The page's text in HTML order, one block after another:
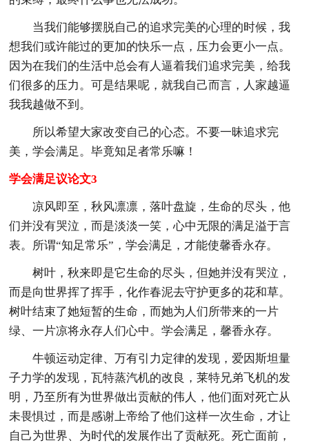
当我们能够摆脱自己的追求完美的心理的时候，我
想我们或许能过的更加的快乐一点，压力会更小一点。
因为在我们的生活中总会有人逼着我们追求完美，给我
们很多的压力。可是结果呢，就我自己而言，人家越逼
我我越做不到。
所以希望大家改变自己的心态。不要一昧追求完
美，学会满足。毕竟知足者常乐嘛！
学会满足议论文3
凉风即至，秋风凛凛，落叶盘旋，生命的尽头，他
们并没有哭泣，而是淡淡一笑，心中无限的满足溢于言
表。所谓“知足常乐”，学会满足，才能使馨香永存。
树叶，秋来即是它生命的尽头，但她并没有哭泣，
而是向世界挥了挥手，化作春泥去守护更多的花和草。
树叶结束了她短暂的生命，而她为人们所带来的一片
绿、一片凉将永存人们心中。学会满足，馨香永存。
牛顿运动定律、万有引力定律的发现，爱因斯坦量
子力学的发现，瓦特蒸汽机的改良，莱特兄弟飞机的发
明，乃至所有为世界做出贡献的伟人，他们面对死亡从
未畏惧过，而是感谢上帝给了他们这样一次生命，才让
自己为世界、为时代的发展作出了贡献死。死亡面前，